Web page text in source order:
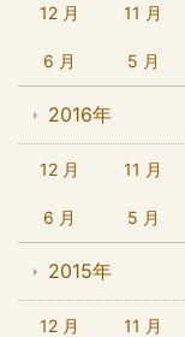
12 月 11 月
6 月 5 月
2016年
12 月 11 月
6 月 5 月
2015年
12 月 11 月